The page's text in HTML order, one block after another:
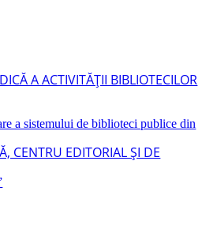
A ACTIVITĂŢII BIBLIOTECILOR
a sistemului de biblioteci publice din
CENTRU EDITORIAL ŞI DE